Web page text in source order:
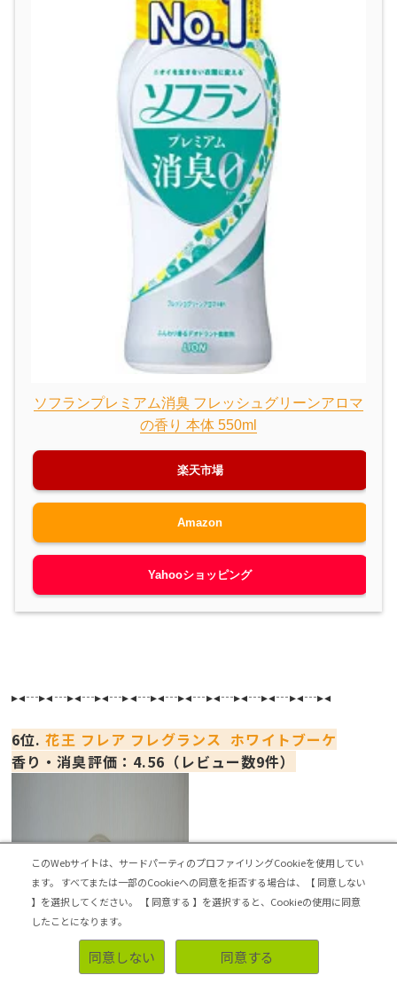
ソフランプレミアム消臭 フレッシュグリーンアロマ
の香り 本体 550ml
楽天市場
Amazon
Yahooショッピング
▸◂┄▸◂┄▸◂┄▸◂┄▸◂┄▸◂┄▸◂┄▸◂┄▸◂┄▸◂┄▸◂┄▸◂
6位.花王 フレア フレグランス ホワイトブーケ
香り・消臭評価：4.56（レビュー数9件）
このWebサイトは、サードパーティのプロファイリングCookieを使用してい
ます。
すべてまたは一部のCookieへの同意を拒否する場合は、【 同意しない
】を選択してください。
【 同意する 】を選択すると、Cookieの使用に同意
したことになります。
同意しない 同意する